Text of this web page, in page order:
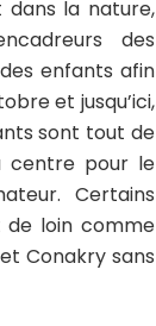
dans la nature,
des
enfants afin
et jusqu’ici,
sont tout de
centre pour le
Certains
de loin comme
Conakry sans